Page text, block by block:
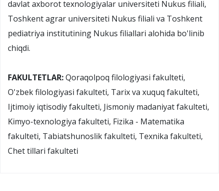
davlat axborot texnologiyalar universiteti Nukus filiali,
Toshkent agrar universiteti Nukus filiali va Toshkent
pediatriya institutining Nukus filiallari alohida bo'linib
chiqdi.
FAKULTETLAR:Qoraqolpoq filologiyasi fakulteti,
O'zbek filologiyasi fakulteti, Tarix va xuquq fakulteti,
Ijtimoiy iqtisodiy fakulteti, Jismoniy madaniyat fakulteti,
Kimyo-texnologiya fakulteti, Fizika - Matematika
fakulteti, Tabiatshunoslik fakulteti, Texnika fakulteti,
Chet tillari fakulteti